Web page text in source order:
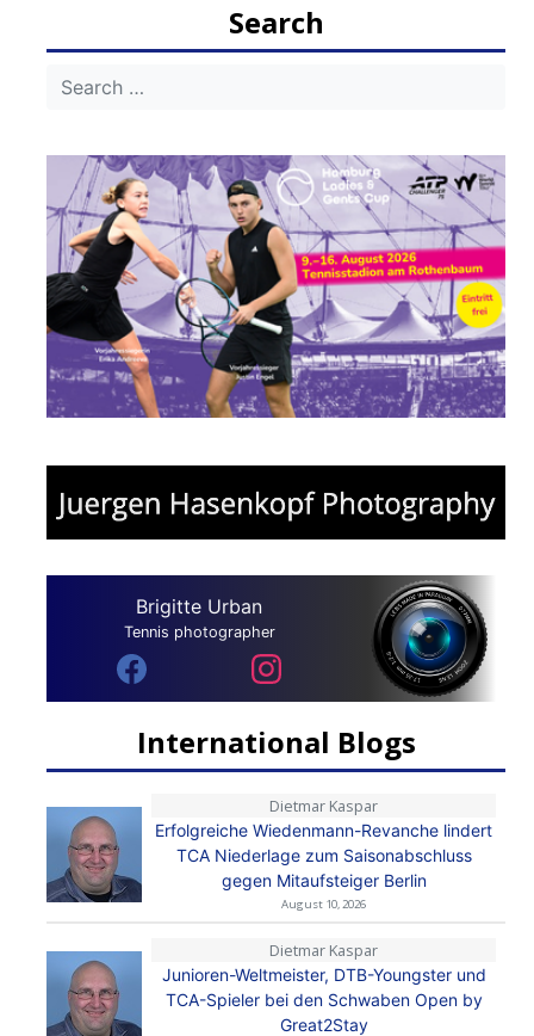
Search
Brigitte Urban
Tennis photographer
International Blogs
Dietmar Kaspar
Erfolgreiche Wiedenmann-Revanche lindert
TCA Niederlage zum Saisonabschluss
gegen Mitaufsteiger Berlin
August 10, 2026
Dietmar Kaspar
Junioren-Weltmeister, DTB-Youngster und
TCA-Spieler bei den Schwaben Open by
Great2Stay